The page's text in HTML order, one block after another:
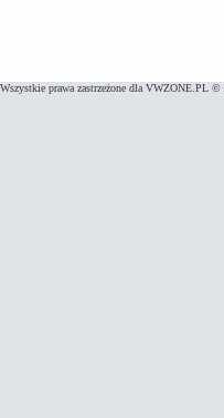
Wszystkie prawa zastrzeżone dla VWZONE.PL ©